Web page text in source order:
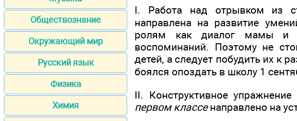
Обществознание
Окружающий мир
Русский язык
Физика
Химия
I. Работа над отрывком из
направлена на развитие
ролям как диалог мамы и
воспоминаний. Поэтому не
детей, а следует побудить их к
боялся опоздать в школу 1
II. Конструктивное
первом классенаправлено на